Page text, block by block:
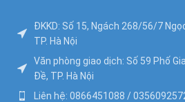
ĐKKD: Số 15, Ngách 268/56/7
TP. Hà Nội
Văn phòng giao dịch: Số 59 Phố
Đề, TP. Hà Nội
Liên hệ: 0866451088 /